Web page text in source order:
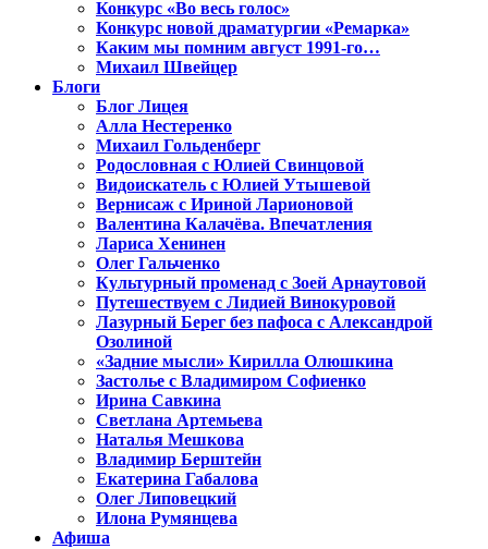
Конкурс «Во весь голос»
Конкурс новой драматургии «Ремарка»
Каким мы помним август 1991-го…
Михаил Швейцер
Блоги
Блог Лицея
Алла Нестеренко
Михаил Гольденберг
Родословная с Юлией Свинцовой
Видоискатель с Юлией Утышевой
Вернисаж с Ириной Ларионовой
Валентина Калачёва. Впечатления
Лариса Хенинен
Олег Гальченко
Культурный променад с Зоей Арнаутовой
Путешествуем с Лидией Винокуровой
Лазурный Берег без пафоса с Александрой
Озолиной
«Задние мысли» Кирилла Олюшкина
Застолье с Владимиром Софиенко
Ирина Савкина
Светлана Артемьева
Наталья Мешкова
Владимир Берштейн
Екатерина Габалова
Олег Липовецкий
Илона Румянцева
Афиша